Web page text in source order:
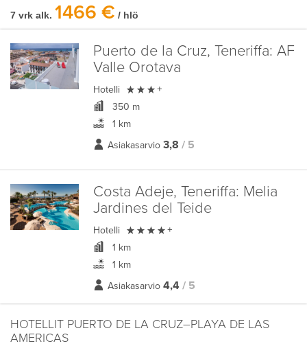
7 vrk alk. 1466 € / hlö
Puerto de la Cruz, Teneriffa: AF
Valle Orotava
Hotelli  +
350 m
1 km
Asiakasarvio 3,8 / 5
Costa Adeje, Teneriffa: Melia
Jardines del Teide
Hotelli  +
1 km
1 km
Asiakasarvio 4,4 / 5
HOTELLIT PUERTO DE LA CRUZ–PLAYA DE LAS
AMERICAS